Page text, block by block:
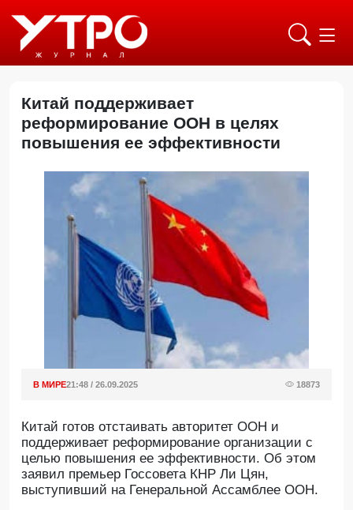
Китай поддерживает
реформирование ООН в целях
повышения ее эффективности
В МИРЕ21:48 / 26.09.2025 18873
Китай готов отстаивать авторитет ООН и
поддерживает реформирование организации с
целью повышения ее эффективности. Об этом
заявил премьер Госсовета КНР Ли Цян,
выступивший на Генеральной Ассамблее ООН.